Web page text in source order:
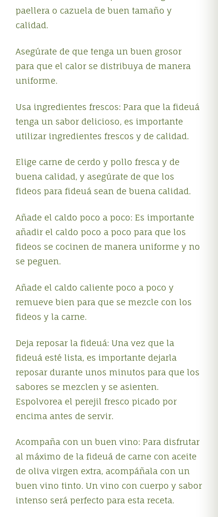
paellera o cazuela de buen tamaño y
calidad.
Asegúrate de que tenga un buen grosor
para que el calor se distribuya de manera
uniforme.
Usa ingredientes frescos: Para que la fideuá
tenga un sabor delicioso, es importante
utilizar ingredientes frescos y de calidad.
Elige carne de cerdo y pollo fresca y de
buena calidad, y asegúrate de que los
fideos para fideuá sean de buena calidad.
Añade el caldo poco a poco: Es importante
añadir el caldo poco a poco para que los
fideos se cocinen de manera uniforme y no
se peguen.
Añade el caldo caliente poco a poco y
remueve bien para que se mezcle con los
fideos y la carne.
Deja reposar la fideuá: Una vez que la
fideuá esté lista, es importante dejarla
reposar durante unos minutos para que los
sabores se mezclen y se asienten.
Espolvorea el perejil fresco picado por
encima antes de servir.
Acompaña con un buen vino: Para disfrutar
al máximo de la fideuá de carne con aceite
de oliva virgen extra, acompáñala con un
buen vino tinto. Un vino con cuerpo y sabor
intenso será perfecto para esta receta.